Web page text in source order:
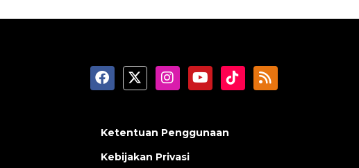
Ketentuan Penggunaan
Kebijakan Privasi